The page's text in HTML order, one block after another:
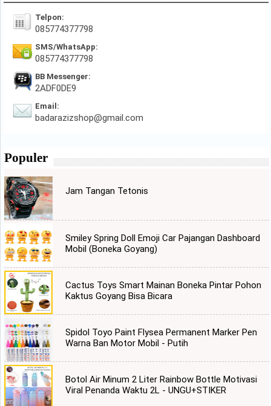
Telpon:
085774377798
SMS/WhatsApp:
085774377798
BB Messenger:
2ADF0DE9
Email:
badarazizshop@gmail.com
Populer
Jam Tangan Tetonis
Smiley Spring Doll Emoji Car Pajangan Dashboard
Mobil (Boneka Goyang)
Cactus Toys Smart Mainan Boneka Pintar Pohon
Kaktus Goyang Bisa Bicara
Spidol Toyo Paint Flysea Permanent Marker Pen
Warna Ban Motor Mobil - Putih
Botol Air Minum 2 Liter Rainbow Bottle Motivasi
Viral Penanda Waktu 2L - UNGU+STIKER